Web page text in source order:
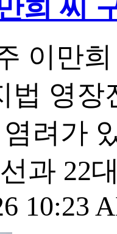
희 씨
이만
법 영장
려가
과 22
10:23